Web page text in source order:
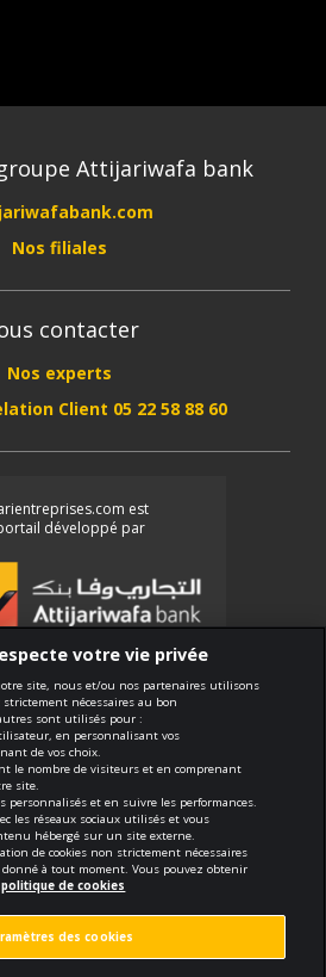
Attijariwafa bank
Nos filiales
contacter
Nos experts
Client 05 22 58 88 60
est
développé par
Conformité
générales d'utilisation
et confidentialité
de cookies
données personnelles
des cookies
par void.fr
votre vie privée
site, nous et/ou nos partenaires utilisons
nécessaires au bon
sont utilisés pour :
en personnalisant vos
de vos choix.
le nombre de visiteurs et en comprenant
site.
personnalisés et en suivre les performances.
les réseaux sociaux utilisés et vous
hébergé sur un site externe.
de cookies non strictement nécessaires
à tout moment. Vous pouvez obtenir
politique de cookies
des cookies